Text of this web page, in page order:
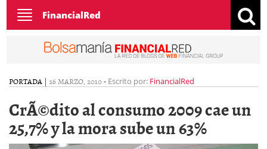
Toggle
navigation
FinancialRed
PORTADA | 26 MARZO, 2010- Escrito por: FinancialRed
CrÃ©dito al consumo 2009 cae un
25,7% y la mora sube un 63%